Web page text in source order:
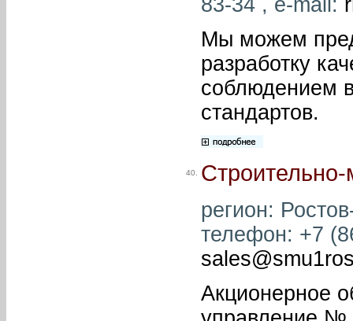
Мы можем
разработку
соблюдением
стандартов.
40.
регион:
телефон: +7
Акционерное